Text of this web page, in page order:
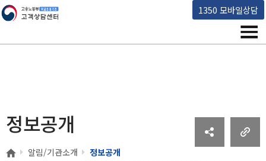
1350 모바일상담
고용노동부 책임운영기관 고객상담센터
메
정보공개
홈 알림/기관소개 정보공개